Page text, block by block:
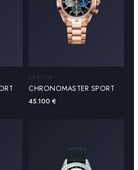
ZENITH
CHRONOMASTER SPORT
45.100 €